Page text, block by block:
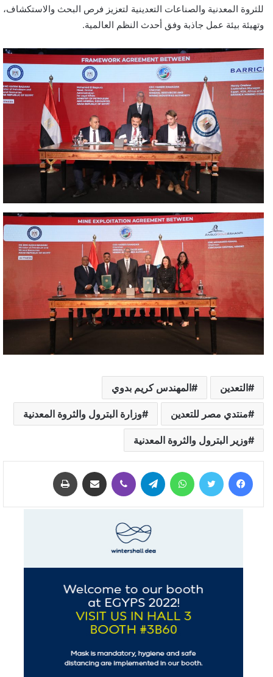
للثروة المعدنية والصناعات التعدينية لتعزيز فرص البحث والاستكشاف،
وتهيئة بيئة عمل جاذبة وفق أحدث النظم العالمية.
التعدين المهندس كريم بدوي
منتدي مصر للتعدين وزارة البترول والثروة المعدنية
وزير البترول والثروة المعدنية
فيسبوك تويتر واتساب تيلقرام ڤايبر مشاركة عبر البريد